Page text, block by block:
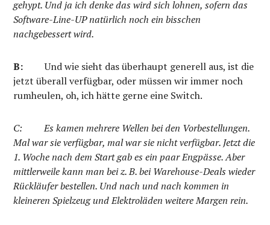
gehypt. Und ja ich denke das wird sich lohnen, sofern das
Software-Line-UP natürlich noch ein bisschen
nachgebessert wird.
B:
Und wie sieht das überhaupt generell aus, ist die
jetzt überall verfügbar, oder müssen wir immer noch
rumheulen, oh, ich hätte gerne eine Switch.
C:
Es kamen mehrere Wellen bei den Vorbestellungen.
Mal war sie verfügbar, mal war sie nicht verfügbar. Jetzt die
1. Woche nach dem Start gab es ein paar Engpässe. Aber
mittlerweile kann man bei z. B. bei Warehouse-Deals wieder
Rückläufer bestellen. Und nach und nach kommen in
kleineren Spielzeug und Elektroläden weitere Margen rein.